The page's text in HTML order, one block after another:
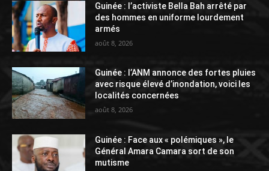
Guinée : l’activiste Bella Bah arrêté par
des hommes en uniforme lourdement
armés
août 8, 2026
Guinée : l’ANM annonce des fortes pluies
avec risque élevé d’inondation, voici les
localités concernées
août 8, 2026
Guinée : Face aux « polémiques », le
Général Amara Camara sort de son
mutisme